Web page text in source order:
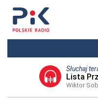
Słuchaj
Lista
Wiktor